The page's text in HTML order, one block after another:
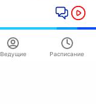
Ведущие Расписание